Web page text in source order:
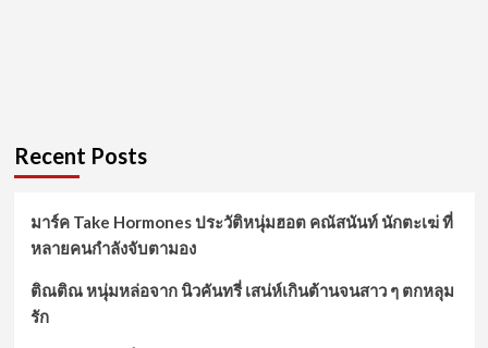
Recent Posts
มาร์ค Take Hormones ประวัติหนุ่มฮอต คณัสนันท์ นักตะเฆ่ ที่
หลายคนกำลังจับตามอง
ติณติณ หนุ่มหล่อจาก นิวคันทรี่ เสน่ห์เกินต้านจนสาว ๆ ตกหลุม
รัก